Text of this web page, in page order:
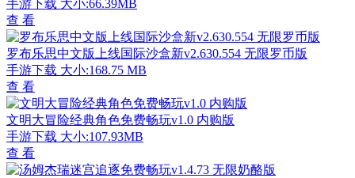
三国大时代2战略模拟全解锁版v1.0 无限金币版
手游下载
查 看
僵尸粉碎者2末日生存手游中文版v2.9.25 无敌版
手游下载
查 看
登月探险家2022星际基地建造实录v2.10.7 无限材料版
手游下载
查 看